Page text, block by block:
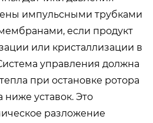
импульсными трубками
если продукт
или кристаллизации в
управления должна
при остановке ротора
уставок. Это
разложение